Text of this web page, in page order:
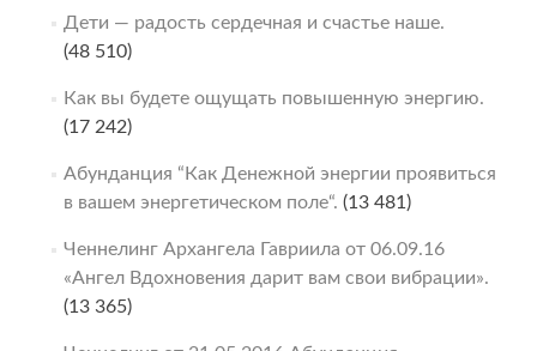
Дети — радость сердечная и счастье наше.
(48 510)
Как вы будете ощущать повышенную энергию.
(17 242)
Абунданция “Как Денежной энергии проявиться
в вашем энергетическом поле“. (13 481)
Ченнелинг Архангела Гавриила от 06.09.16
«Ангел Вдохновения дарит вам свои вибрации».
(13 365)